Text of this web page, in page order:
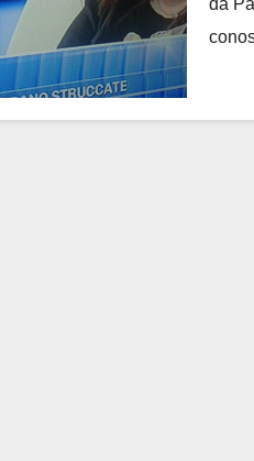
da